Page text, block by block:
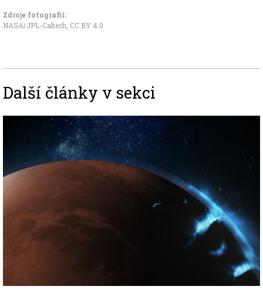
Zdroje fotografii:
NASA/JPL-Caltech CC BY 4.0
Další články v sekci
Image